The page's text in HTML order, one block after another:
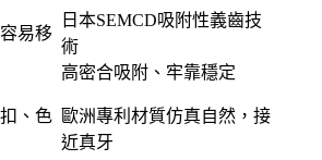
易移
日本SEMCD吸附性義齒技
術
高密合吸附、牢靠穩定
、色 歐洲專利材質仿真自然，接
近真牙